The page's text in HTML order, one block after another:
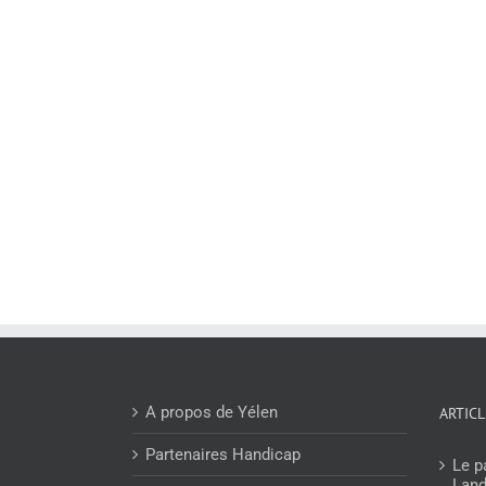
A propos de Yélen
Partenaires Handicap
Le